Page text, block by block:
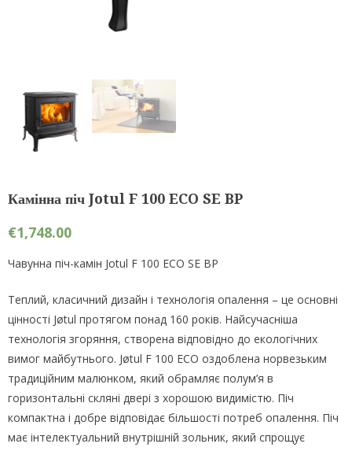
Камінна піч Jotul F 100 ECO SE BP
€1,748.00
Чавунна піч-камін Jotul F 100 ECO SE BP
Теплий, класичний дизайн і технологія опалення – це основні
цінності Jøtul протягом понад 160 років. Найсучасніша
технологія згоряння, створена відповідно до екологічних
вимог майбутнього. Jøtul F 100 ECO оздоблена норвезьким
традиційним малюнком, який обрамляє полум’я в
горизонтальні скляні двері з хорошою видимістю. Піч
компактна і добре відповідає більшості потреб опалення. Піч
має інтелектуальний внутрішній зольник, який спрощує